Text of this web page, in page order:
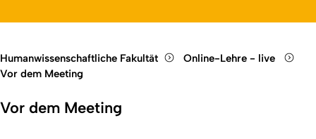
Humanwissenschaftliche Fakultät
Online-Lehre - live
Vor dem Meeting
Vor dem Meeting